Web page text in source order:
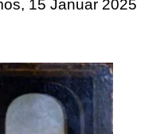
15 Januar 2025